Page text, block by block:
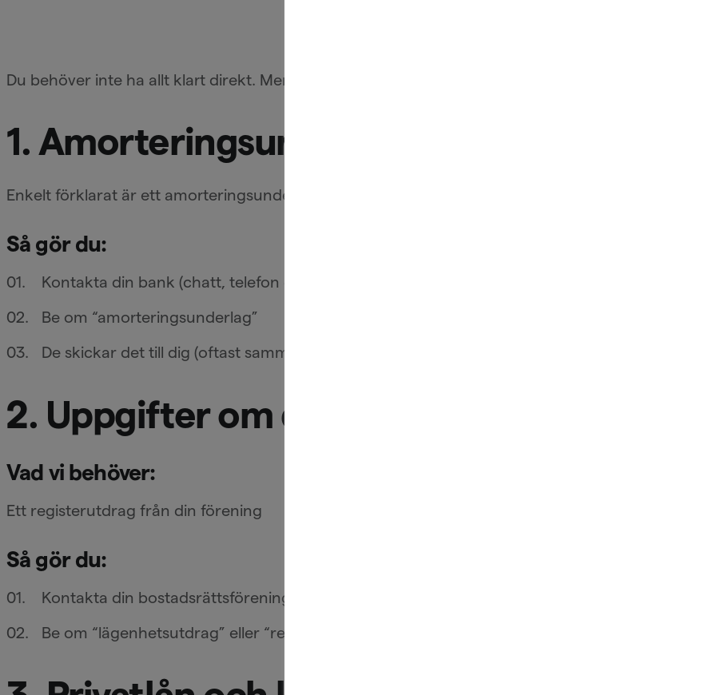
Du behöver inte ha allt klart direkt. Men om du har detta redo kan vi hjälpa dig snabbare:
1. Amorteringsunderlag
Enkelt förklarat är ett amorteringsunderlag ett dokument som visar hur ditt bolån är upplagt.
Så gör du:
Kontakta din bank (chatt, telefon eller app)
Be om “amorteringsunderlag”
De skickar det till dig (oftast samma dag)
2. Uppgifter om din bostad (gäller
Vad vi behöver:
Ett registerutdrag från din förening
Så gör du:
Kontakta din bostadsrättsförening eller förvaltare
Be om “lägenhetsutdrag” eller “registerutdrag”